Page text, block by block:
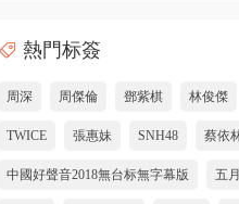
熱門标簽
周深 周傑倫 鄧紫棋 林俊傑
TWICE 張惠妹 SNH48 蔡依
中國好聲音2018無台标無字幕版 五